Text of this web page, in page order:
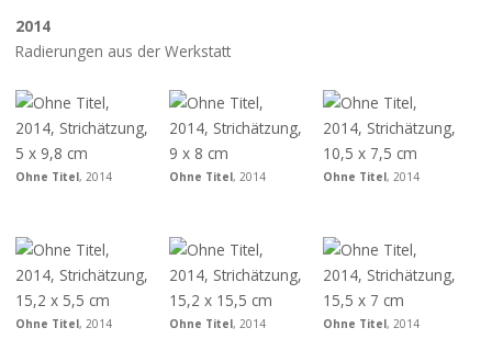
2014
Radierungen aus der Werkstatt
Ohne Titel, 2014 Ohne Titel, 2014 Ohne Titel, 2014
Ohne Titel, 2014 Ohne Titel, 2014 Ohne Titel, 2014